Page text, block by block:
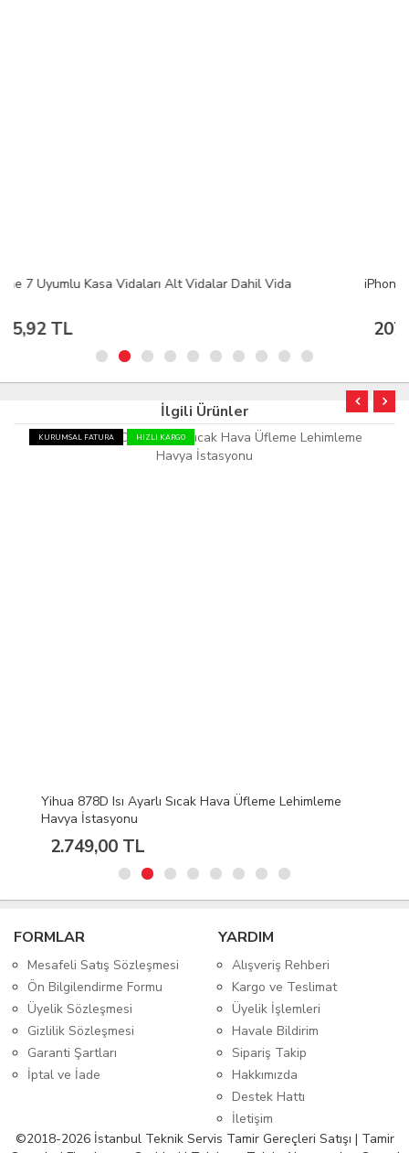
iPhone 6S Uyumlu Alt Vida 2li Set | GOLD
207,84 TL
İlgili Ürünler
KURUMSAL FATURA HIZLI KARGO
S160 Isıya Dayanıklı Silikon Ped Mıknatıslı Tamir Pedi
45cmX30cm
468,96 TL
FORMLAR
Mesafeli Satış Sözleşmesi
Ön Bilgilendirme Formu
Üyelik Sözleşmesi
Gizlilik Sözleşmesi
Garanti Şartları
İptal ve İade
YARDIM
Alışveriş Rehberi
Kargo ve Teslimat
Üyelik İşlemleri
Havale Bildirim
Sipariş Takip
Hakkımızda
Destek Hattı
İletişim
©2018-2026 İstanbul Teknik Servis Tamir Gereçleri Satışı | Tamir